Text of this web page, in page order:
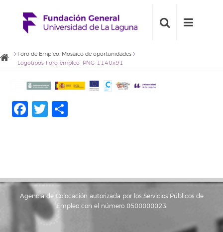
Foro de Empleo: Mosaico de oportunidades
Logotipos-Foro-empleo_PNG-1140x91
Facebook
Twitter
Agencia de Colocación autorizada por los Servicios Públicos de
Empleo con el número 0500000023.